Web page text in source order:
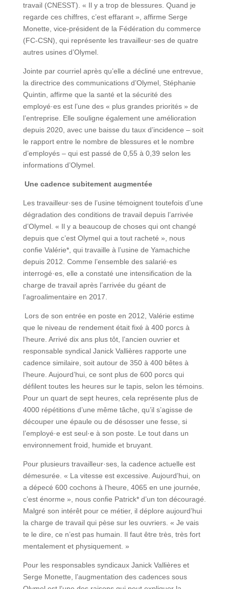
travail (CNESST). « Il y a trop de blessures. Quand je
regarde ces chiffres, c’est effarant », affirme Serge
Monette, vice-président de la Fédération du commerce
(FC-CSN), qui représente les travailleur·ses de quatre
autres usines d’Olymel.
Jointe par courriel après qu’elle a décliné une entrevue,
la directrice des communications d’Olymel, Stéphanie
Quintin, affirme que la santé et la sécurité des
employé·es est l’une des « plus grandes priorités » de
l’entreprise. Elle souligne également une amélioration
depuis 2020, avec une baisse du taux d’incidence – soit
le rapport entre le nombre de blessures et le nombre
d’employés – qui est passé de 0,55 à 0,39 selon les
informations d’Olymel.
Une cadence subitement augmentée
Les travailleur·ses de l’usine témoignent toutefois d’une
dégradation des conditions de travail depuis l’arrivée
d’Olymel. « Il y a beaucoup de choses qui ont changé
depuis que c’est Olymel qui a tout racheté », nous
confie Valérie*, qui travaille à l’usine de Yamachiche
depuis 2012. Comme l’ensemble des salarié·es
interrogé·es, elle a constaté une intensification de la
charge de travail après l’arrivée du géant de
l’agroalimentaire en 2017.
Lors de son entrée en poste en 2012, Valérie estime
que le niveau de rendement était fixé à 400 porcs à
l’heure. Arrivé dix ans plus tôt, l’ancien ouvrier et
responsable syndical Janick Vallières rapporte une
cadence similaire, soit autour de 350 à 400 bêtes à
l’heure. Aujourd’hui, ce sont plus de 600 porcs qui
défilent toutes les heures sur le tapis, selon les témoins.
Pour un quart de sept heures, cela représente plus de
4000 répétitions d’une même tâche, qu’il s’agisse de
découper une épaule ou de désosser une fesse, si
l’employé·e est seul·e à son poste. Le tout dans un
environnement froid, humide et bruyant.
Pour plusieurs travailleur·ses, la cadence actuelle est
démesurée. « La vitesse est excessive. Aujourd’hui, on
a dépecé 600 cochons à l’heure, 4065 en une journée,
c’est énorme », nous confie Patrick* d’un ton découragé.
Malgré son intérêt pour ce métier, il déplore aujourd’hui
la charge de travail qui pèse sur les ouvriers. « Je vais
te le dire, ce n’est pas humain. Il faut être très, très fort
mentalement et physiquement. »
Pour les responsables syndicaux Janick Vallières et
Serge Monette, l’augmentation des cadences sous